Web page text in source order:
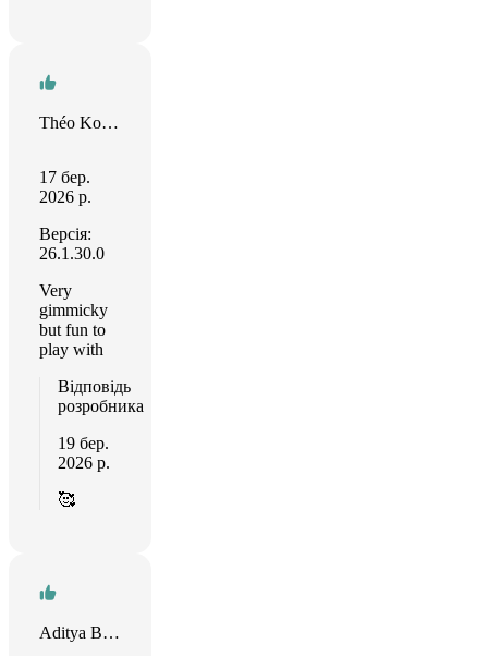
Théo Koenig
17 бер.
2026 р.
Версія:
26.1.30.0
Very
gimmicky
but fun to
play with
Відповідь
розробника
19 бер.
2026 р.
🥰
Aditya Balasubramanian